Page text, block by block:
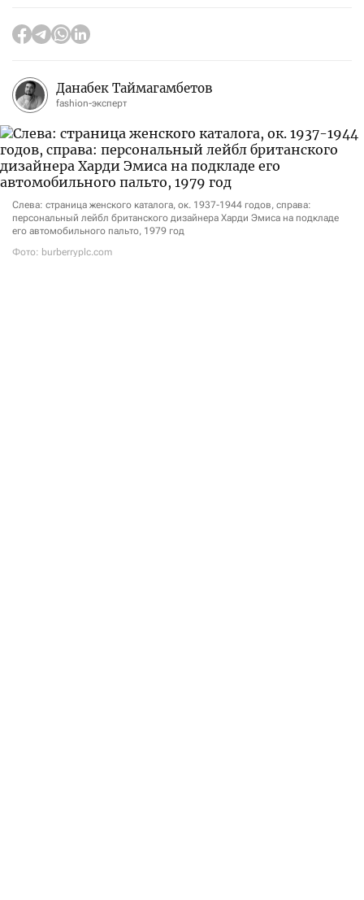
Данабек Таймагамбетов
fashion-эксперт
Слева: страница женского каталога, ок. 1937-1944 годов, справа:
персональный лейбл британского дизайнера Харди Эмиса на подкладе
его автомобильного пальто, 1979 год
Фото: burberryplc.com